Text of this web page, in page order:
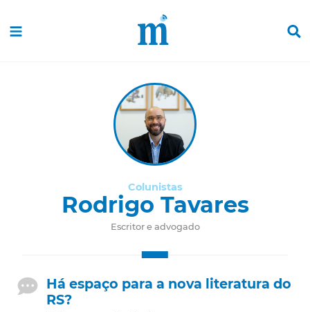
Colunistas
Rodrigo Tavares
Escritor e advogado
Há espaço para a nova literatura do
RS?